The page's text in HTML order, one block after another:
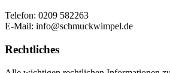
Telefon: 0209 582263
E-Mail: info@schmuckwimpel.de
Rechtliches